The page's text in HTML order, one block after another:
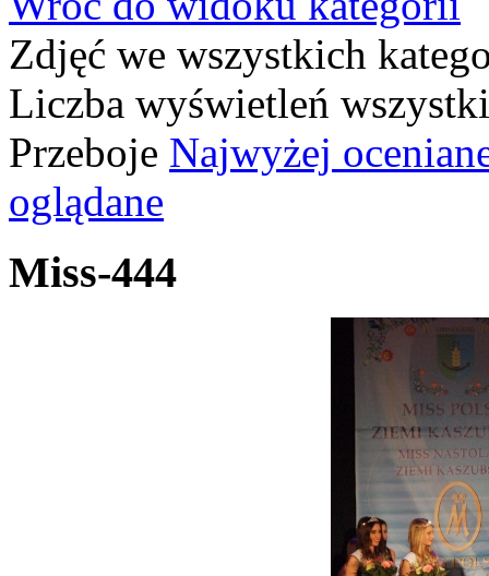
Zdjęć we wszystkich
Liczba wyświetleń
Przeboje Najwyżej
oglądane
Miss-444